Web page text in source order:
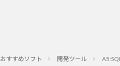
おすすめソフト 開発ツール